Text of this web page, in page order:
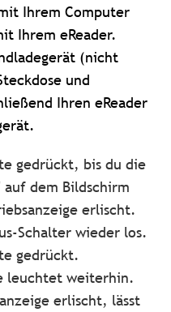
Ihrem Computer
Ihrem eReader.
(nicht
und
Ihren eReader
gedrückt, bis du die
auf dem Bildschirm
erlischt.
Schalter wieder los.
gedrückt.
leuchtet weiterhin.
erlischt, lässt